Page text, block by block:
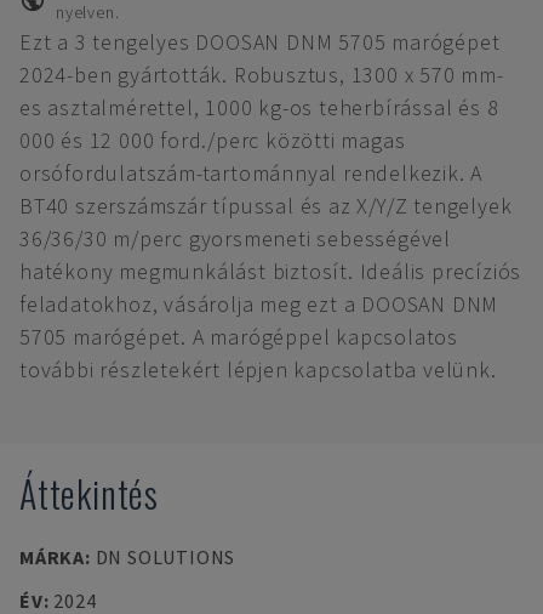
nyelven.
Ezt a 3 tengelyes DOOSAN DNM 5705 marógépet
2024-ben gyártották. Robusztus, 1300 x 570 mm-
es asztalmérettel, 1000 kg-os teherbírással és 8
000 és 12 000 ford./perc közötti magas
orsófordulatszám-tartománnyal rendelkezik. A
BT40 szerszámszár típussal és az X/Y/Z tengelyek
36/36/30 m/perc gyorsmeneti sebességével
hatékony megmunkálást biztosít. Ideális precíziós
feladatokhoz, vásárolja meg ezt a DOOSAN DNM
5705 marógépet. A marógéppel kapcsolatos
további részletekért lépjen kapcsolatba velünk.
Áttekintés
MÁRKA: DN SOLUTIONS
ÉV: 2024